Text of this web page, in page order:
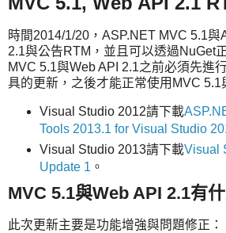
時間2014/1/20，ASP.NET MVC 5.1與
2.1與公告RTM，並且可以透過NuGet
MVC 5.1與Web API 2.1之前必須先進
具的更新，之後才能正常使用MVC 5.1
Visual Studio 2012請下載
Tools 2013.1 for Visual Studio
Visual Studio 2013請下載Visual
Update 1 。
MVC 5.1與Web API 2.1有
此次更新主要是功能增強與問題修正：